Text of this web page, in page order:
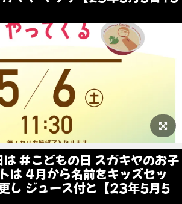
#こどもの日 スガキヤのお子
は 4月から名前をキッズセッ
し ジュース付と【23年5月5